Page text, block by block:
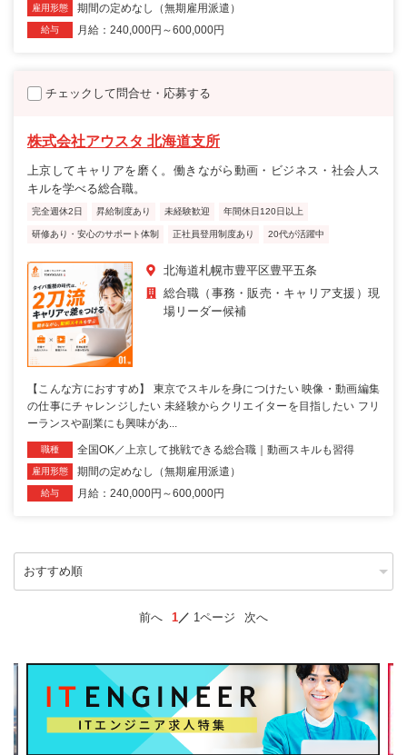
雇用形態 期間の定めなし（無期雇用派遣）
給与 月給：240,000円～600,000円
チェックして問合せ・応募する
株式会社アウスタ 北海道支所
上京してキャリアを磨く。働きながら動画・ビジネス・社会人ス
キルを学べる総合職。
完全週休2日 昇給制度あり 未経験歓迎 年間休日120日以上
研修あり・安心のサポート体制 正社員登用制度あり 20代が活躍中
北海道札幌市豊平区豊平五条
総合職（事務・販売・キャリア支援）現
場リーダー候補
【こんな方におすすめ】 東京でスキルを身につけたい 映像・動画編集
の仕事にチャレンジしたい 未経験からクリエイターを目指したい フリ
ーランスや副業にも興味があ...
職種 全国OK／上京して挑戦できる総合職｜動画スキルも習得
雇用形態 期間の定めなし（無期雇用派遣）
給与 月給：240,000円～600,000円
前へ 1 1ページ 次へ